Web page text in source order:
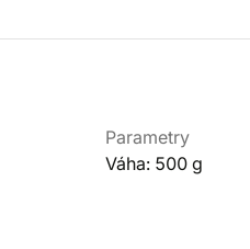
Parametry
Váha: 500 g